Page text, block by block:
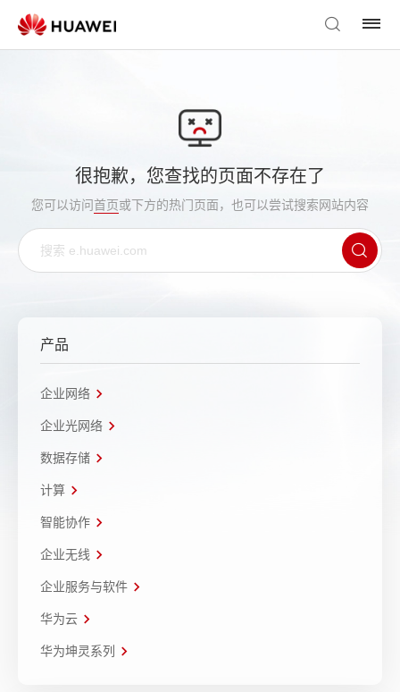
很抱歉，您查找的页面不存在了
您可以访问首页或下方的热门页面，也可以尝试搜索网站内容
产品
企业网络
企业光网络
数据存储
计算
智能协作
企业无线
企业服务与软件
华为云
华为坤灵系列